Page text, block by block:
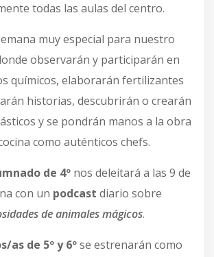
todas las aulas del centro.
muy especial para nuestro
observarán y participarán en
químicos, elaborarán fertilizantes
historias, descubrirán o crearán
y se pondrán manos a la obra
como auténticos chefs.
de 4º nos deleitará a las 9 de
con un podcast diario sobre
de animales mágicos.
as de 5º y 6ºse estrenarán como